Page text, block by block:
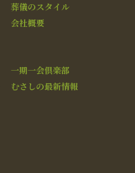
葬儀のスタイル
会社概要
一期一会倶楽部
むさしの最新情報